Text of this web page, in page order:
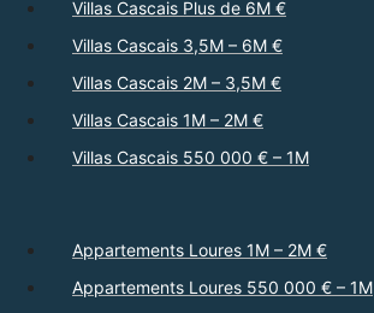
Villas Cascais Plus de 6M €
Villas Cascais 3,5M – 6M €
Villas Cascais 2M – 3,5M €
Villas Cascais 1M – 2M €
Villas Cascais 550 000 € – 1M
Appartements Loures 1M – 2M €
Appartements Loures 550 000 € – 1M